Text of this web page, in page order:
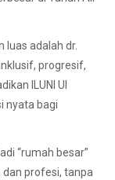
luas adalah dr.
progresif,
ILUNI UI
nyata bagi
“rumah besar”
dan profesi, tanpa